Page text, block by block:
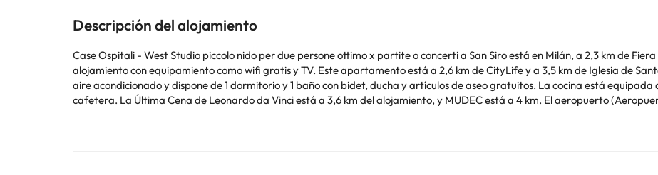
Descripción del alojamiento
Case Ospitali - West Studio piccolo nido per due persone ottimo x partite o concerti a San Siro está en Milán, a 2,3 km de
alojamiento con equipamiento como wifi gratis y TV. Este apartamento está a 2,6 km de CityLife y a 3,5 km de Iglesia de Santa Maria delle
aire acondicionado y dispone de 1 dormitorio y 1 baño con bidet, ducha y artículos de aseo gratuitos. La cocina está
cafetera. La Última Cena de Leonardo da Vinci está a 3,6 km del alojamiento, y MUDEC está a 4 km. El aeropuerto
utilizar el apartado de peticiones especiales al hacer la reserva o ponerte en contacto directamente con el alojamiento. Los